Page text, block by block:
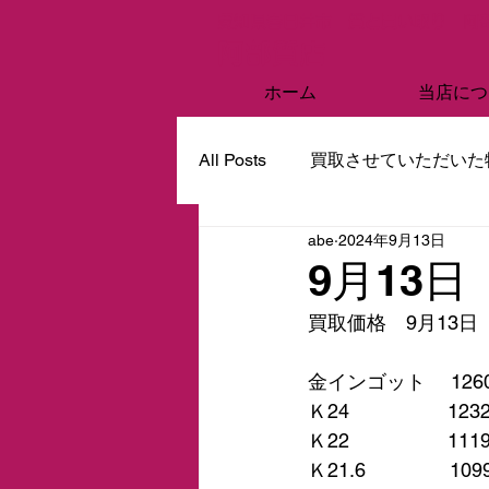
ホーム 当店に
All Posts 買取させていただいた
9月13
abe 2024年9月13日
買取価格　9月13日
金インゴット　
Ｋ24　　　　　
Ｋ22　　　　　
Ｋ21.6　　　　